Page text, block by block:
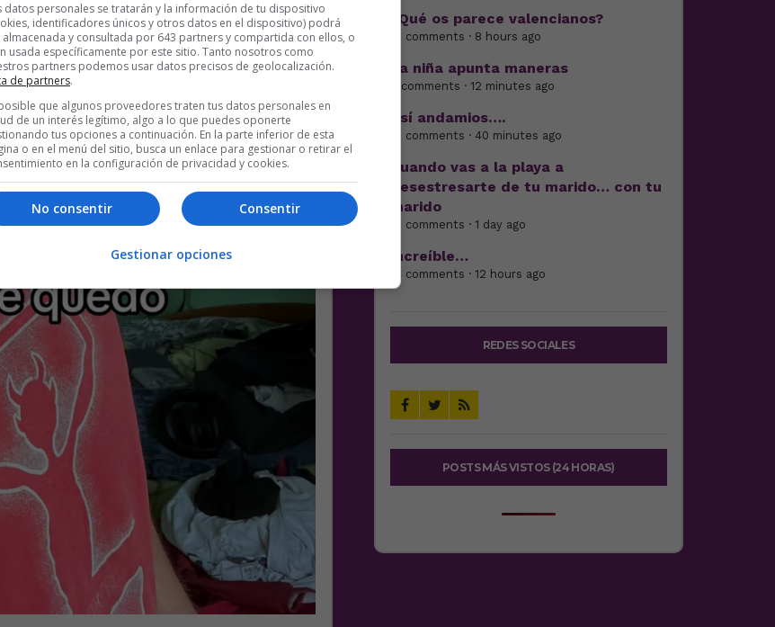
¿Qué os parece valencianos?
17 comments · 8 hours ago
La niña apunta maneras
6 comments · 12 minutes ago
Así andamios….
18 comments · 40 minutes ago
Cuando vas a la playa a
desestresarte de tu marido… con tu
marido
15 comments · 1 day ago
Increíble…
14 comments · 12 hours ago
REDES SOCIALES
POSTS MÁS VISTOS (24 HORAS)
datos personales se tratarán y la información de tu dispositivo
identificadores únicos y otros datos en el dispositivo) podrá
almacenada y consultada por 643 partners y compartida con ellos, o
usada específicamente por este sitio. Tanto nosotros como
partners podemos usar datos precisos de geolocalización.
de partners.
que algunos proveedores traten tus datos personales en
de un interés legítimo, algo a lo que puedes oponerte
tus opciones a continuación. En la parte inferior de esta
o en el menú del sitio, busca un enlace para gestionar o retirar el
en la configuración de privacidad y cookies.
Consentir
No consentir
Gestionar opciones